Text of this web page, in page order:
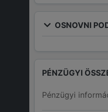
OSNOVNI
PÉNZÜGYI
Pénzügyi